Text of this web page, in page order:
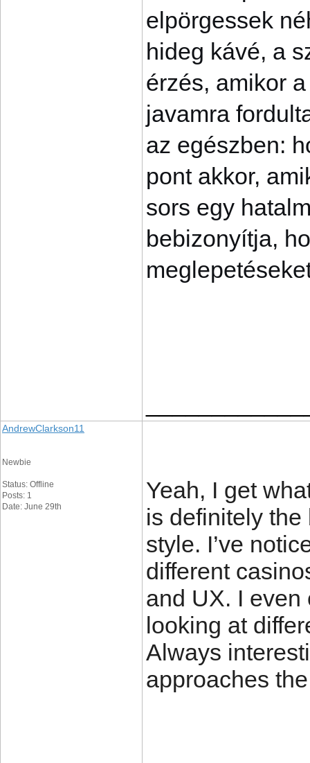
elpörgessek
hideg kávé, a
érzés, amikor
javamra
az egészben:
pont akkor,
sors egy
bebizonyítja,
AndrewClarkson11
Newbie
Status: Offline
Posts: 1
Date: June 29th
Yeah, I get
is definitely
style. I’ve
different
and UX. I
looking at
Always
approaches